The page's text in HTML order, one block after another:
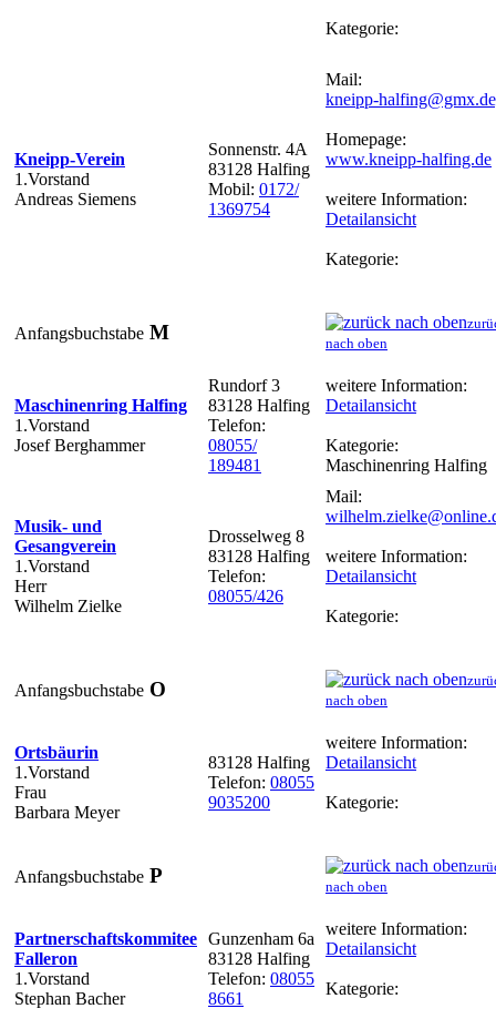
Kategorie:
Kneipp-Verein
1.Vorstand
Andreas Siemens
Sonnenstr. 4A
83128 Halfing
Mobil: 0172/
1369754
Mail:
kneipp-
Homepage:
www.kneipp-halfing.de
weitere Information:
Detailansicht
Kategorie:
Anfangsbuchstabe M
nach oben
Maschinenring Halfing
1.Vorstand
Josef Berghammer
Rundorf 3
83128 Halfing
Telefon:
08055/
189481
weitere Information:
Detailansicht
Kategorie:
Maschinenring Halfing
Musik- und
Gesangverein
1.Vorstand
Herr
Wilhelm Zielke
Drosselweg 8
83128 Halfing
Telefon:
08055/426
Mail:
weitere Information:
Detailansicht
Kategorie:
Anfangsbuchstabe O
nach oben
Ortsbäurin
1.Vorstand
Frau
Barbara Meyer
83128 Halfing
Telefon: 08055
9035200
weitere Information:
Detailansicht
Kategorie:
Anfangsbuchstabe P
nach oben
Partnerschaftskommitee
Falleron
1.Vorstand
Stephan Bacher
Gunzenham 6a
83128 Halfing
Telefon: 08055
8661
weitere Information:
Detailansicht
Kategorie: